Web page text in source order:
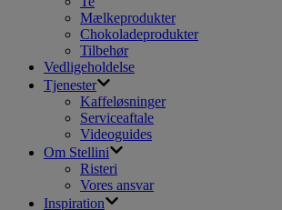
Mælkeprodukter
Chokoladeprodukter
Tilbehør
Vedligeholdelse
Tjenester
Kaffeløsninger
Serviceaftale
Videoguides
Om Stellini
Risteri
Vores ansvar
Inspiration